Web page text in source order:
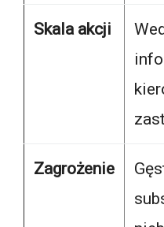
Skala akcji
Zagrożenie